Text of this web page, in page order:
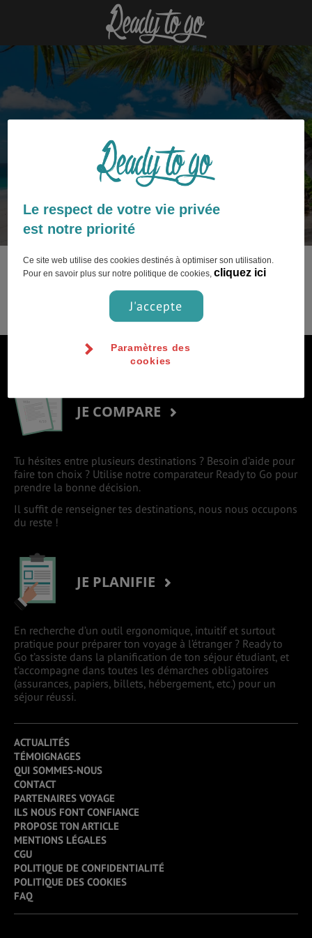
Ce contenu n’est pas encore disponible.
S'inscrire à la newsletter
JE COMPARE
Tu hésites entre plusieurs destinations ? Besoin d’aide pour
faire ton choix ? Utilise notre comparateur Ready to Go pour
prendre la bonne décision.
Il suffit de renseigner tes destinations, nous nous occupons
du reste !
JE PLANIFIE
En recherche d’un outil ergonomique, intuitif et surtout
pratique pour préparer ton voyage à l’étranger ? Ready to
Go t’assiste dans la planification de ton séjour étudiant, et
t’accompagne dans toutes les démarches obligatoires
(assurances, papiers, billets, hébergement, etc.) pour un
séjour réussi.
ACTUALITÉS
TÉMOIGNAGES
QUI SOMMES-NOUS
CONTACT
PARTENAIRES VOYAGE
ILS NOUS FONT CONFIANCE
PROPOSE TON ARTICLE
MENTIONS LÉGALES
CGU
POLITIQUE DE CONFIDENTIALITÉ
POLITIQUE DES COOKIES
FAQ
Le respect de votre vie privée
est notre priorité
Ce site web utilise des cookies destinés à optimiser son utilisation.
Pour en savoir plus sur notre politique de cookies,cliquez ici
J'accepte
Paramètres des
cookies